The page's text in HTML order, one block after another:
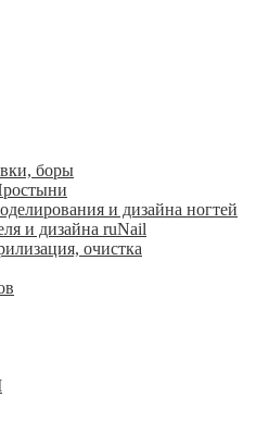
боры
и дизайна ногтей
и дизайна ruNail
очистка